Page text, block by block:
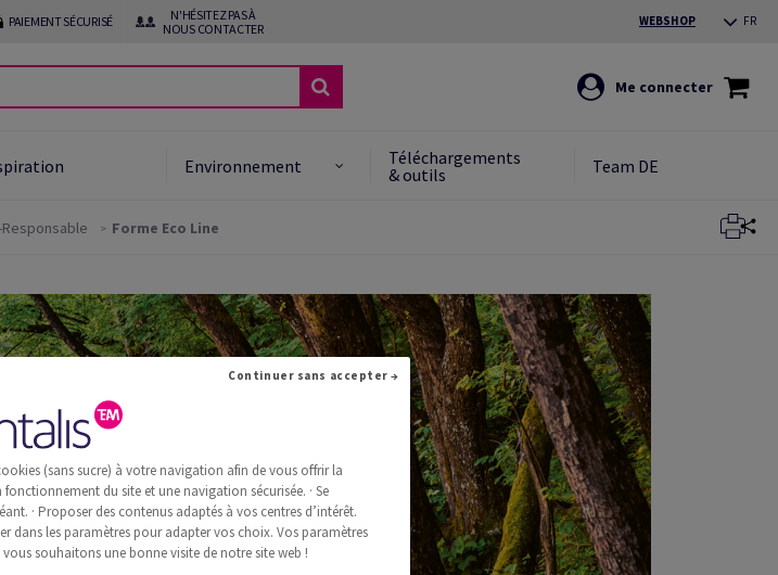
PAIEMENT SÉCURISÉ
N'HÉSITEZ PAS À
NOUS CONTACTER
WEBSHOP FR
Me connecter
Environnement
Téléchargements
& outils
Team DE
Forme Eco Line
(sans sucre) à votre navigation afin de vous offrir la
fonctionnement du site et une navigation sécurisée. · Se
· Proposer des contenus adaptés à vos centres d’intérêt.
dans les paramètres pour adapter vos choix. Vos paramètres
souhaitons une bonne visite de notre site web !
Continuer sans accepter →